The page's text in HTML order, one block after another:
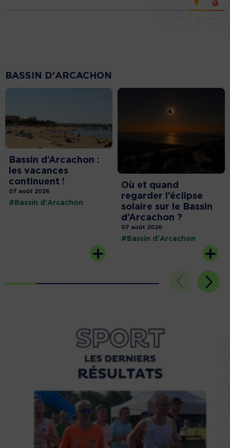
BASSIN D'ARCACHON
Bassin d’Arcachon :
les vacances
continuent !
07 août 2026
#Bassin d'Arcachon
Où et quand
regarder l’éclipse
solaire sur le Bassin
d’Arcachon ?
07 août 2026
#Bassin d'Arcachon